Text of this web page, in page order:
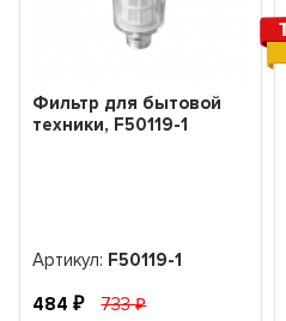
Фильтр для бытовой
техники, F50119-1
Артикул: F50119-1
484 733